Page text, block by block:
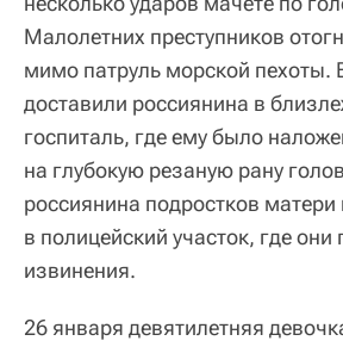
Малолетних преступников
мимо патруль морской пехоты.
доставили россиянина в
госпиталь, где ему было
на глубокую резаную рану
россиянина подростков матери
в полицейский участок, где они
извинения.
26 января девятилетняя